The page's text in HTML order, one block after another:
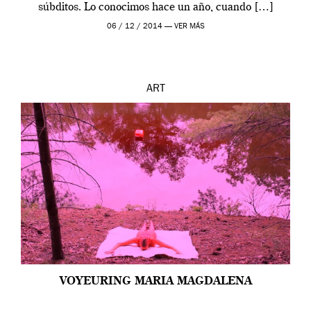
súbditos. Lo conocimos hace un año, cuando […]
06 / 12 / 2014 — VER MÁS
ART
VOYEURING MARIA MAGDALENA